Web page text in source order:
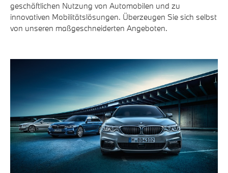
geschäftlichen Nutzung von Automobilen und zu
innovativen Mobilitätslösungen. Überzeugen Sie sich selbst
von unseren maßgeschneiderten Angeboten.